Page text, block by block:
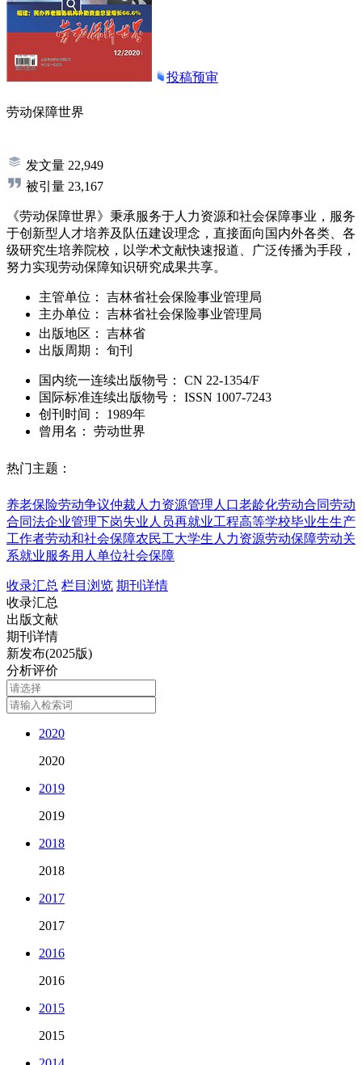
投稿预审
劳动保障世界
发文量 22,949
被引量 23,167
《劳动保障世界》秉承服务于人力资源和社会保障事业，服务
于创新型人才培养及队伍建设理念，直接面向国内外各类、各
级研究生培养院校，以学术文献快速报道、广泛传播为手段，
努力实现劳动保障知识研究成果共享。
主管单位：
吉林省社会保险事业管理局
主办单位：
吉林省社会保险事业管理局
出版地区：
吉林省
出版周期：
旬刊
国内统一连续出版物号： CN 22-1354/F
国际标准连续出版物号 ： ISSN 1007-7243
创刊时间：
1989年
曾用名：
劳动世界
热门主题：
养老保险劳动争议仲裁人力资源管理 人口老龄化劳动合同劳动
合同法企业管理下岗失业人员再就业工程高等学校毕业生生产
工作者劳动和社会保障农民工大学生 人力资源劳动保障劳动关
系就业服务用人单位社会保障
收录汇总 栏目浏览 期刊详情
收录汇总
出版文献
期刊详情
新发布(2025版)
分析评价
2020
2020
2019
2019
2018
2018
2017
2017
2016
2016
2015
2015